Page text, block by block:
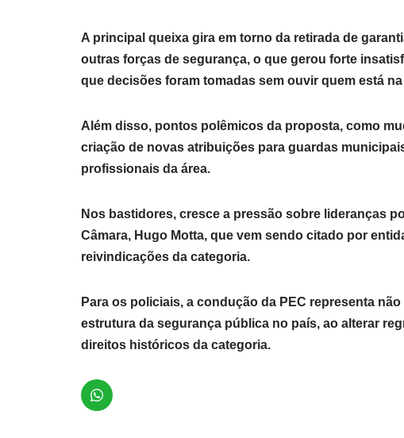
A principal queixa gira em torno da retirada de
outras forças de segurança, o que gerou forte
que decisões foram tomadas sem ouvir quem está
Além disso, pontos polêmicos da proposta, como
criação de novas atribuições para guardas
profissionais da área.
Nos bastidores, cresce a pressão sobre lideranças
Câmara, Hugo Motta, que vem sendo citado por
reivindicações da categoria.
Para os policiais, a condução da PEC representa
estrutura da segurança pública no país, ao alterar
direitos históricos da categoria.